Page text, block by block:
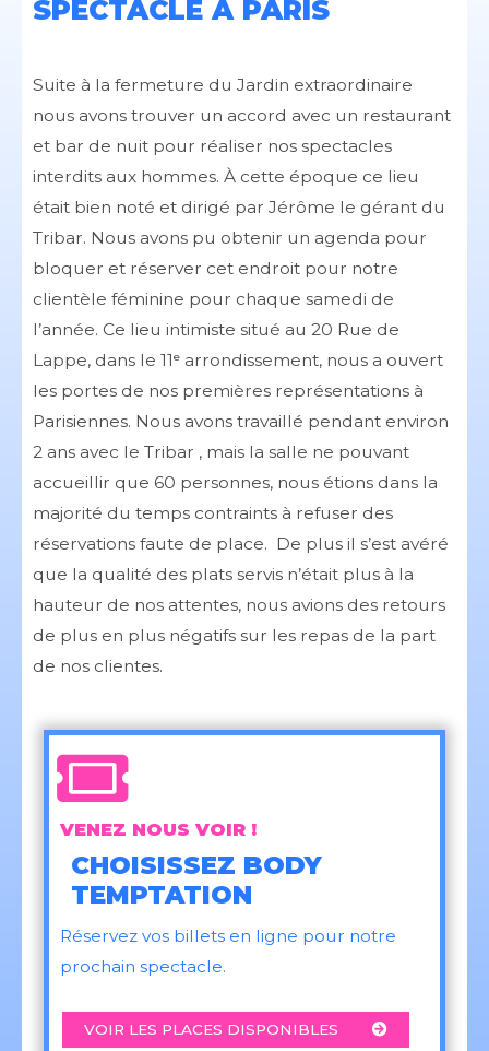
SPECTACLE À PARIS
Suite à la fermeture du Jardin extraordinaire
nous avons trouver un accord avec un restaurant
et bar de nuit pour réaliser nos spectacles
interdits aux hommes. À cette époque ce lieu
était bien noté et dirigé par Jérôme le gérant du
Tribar. Nous avons pu obtenir un agenda pour
bloquer et réserver cet endroit pour notre
clientèle féminine pour chaque samedi de
l’année. Ce lieu intimiste situé au 20 Rue de
Lappe, dans le 11ᵉ arrondissement, nous a ouvert
les portes de nos premières représentations à
Parisiennes. Nous avons travaillé pendant environ
2 ans avec le Tribar , mais la salle ne pouvant
accueillir que 60 personnes, nous étions dans la
majorité du temps contraints à refuser des
réservations faute de place. De plus il s’est avéré
que la qualité des plats servis n’était plus à la
hauteur de nos attentes, nous avions des retours
de plus en plus négatifs sur les repas de la part
de nos clientes.
VENEZ NOUS VOIR !
CHOISISSEZ BODY
TEMPTATION
Réservez vos billets en ligne pour notre
prochain spectacle.
VOIR LES PLACES DISPONIBLES